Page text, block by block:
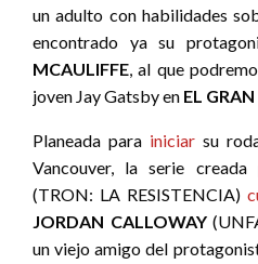
un adulto con habilidades
encontrado ya su
MCAULIFFE, al que
joven Jay Gatsby en EL
Planeada para iniciar su
Vancouver, la serie creada
(TRON: LA RESISTENCIA)
JORDAN CALLOWAY
un viejo amigo del